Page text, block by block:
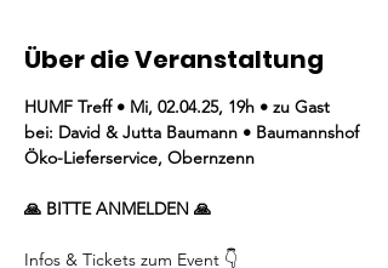
Über die Veranstaltung
HUMF Treff • Mi, 02.04.25, 19h • zu Gast
bei: David & Jutta Baumann • Baumannshof
Öko-Lieferservice, Obernzenn
🙏 BITTE ANMELDEN 🙏
Infos & Tickets zum Event 👇